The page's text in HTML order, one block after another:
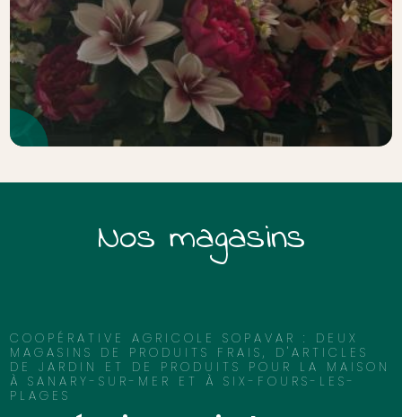
Nos magasins
COOPÉRATIVE AGRICOLE SOPAVAR : DEUX
MAGASINS DE PRODUITS FRAIS, D'ARTICLES
DE JARDIN ET DE PRODUITS POUR LA MAISON
À SANARY-SUR-MER ET À SIX-FOURS-LES-
PLAGES